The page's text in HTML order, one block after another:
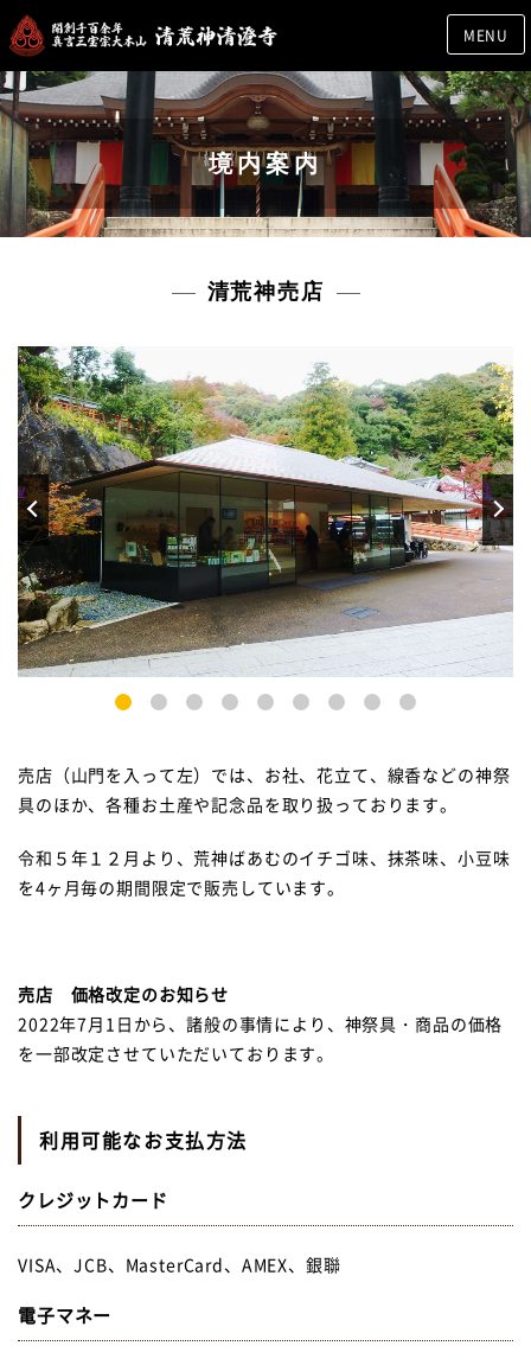
MENU
境内案内
清荒神売店
3 4 5 6 7 8 9
Next
売店（山門を入って左）では、お社、花立て、線香などの神祭
具のほか、各種お土産や記念品を取り扱っております。
令和５年１２月より、荒神ばあむのイチゴ味、抹茶味、小豆味
を4ヶ月毎の期間限定で販売しています。
売店 価格改定のお知らせ
2022年7月1日から、諸般の事情により、神祭具・商品の価格
を一部改定させていただいております。
利用可能なお支払方法
クレジットカード
VISA、JCB、MasterCard、AMEX、銀聯
電子マネー